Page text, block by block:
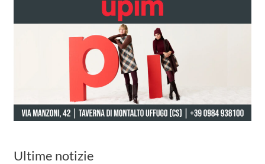
Ultime notizie